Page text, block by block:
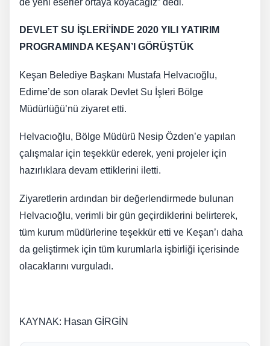
de yeni eserler ortaya koyacağız” dedi.
DEVLET SU İŞLERİ’İNDE 2020 YILI YATIRIM
PROGRAMINDA KEŞAN’I GÖRÜŞTÜK
Keşan Belediye Başkanı Mustafa Helvacıoğlu,
Edirne’de son olarak Devlet Su İşleri Bölge
Müdürlüğü’nü ziyaret etti.
Helvacıoğlu, Bölge Müdürü Nesip Özden’e yapılan
çalışmalar için teşekkür ederek, yeni projeler için
hazırlıklara devam ettiklerini iletti.
Ziyaretlerin ardından bir değerlendirmede bulunan
Helvacıoğlu, verimli bir gün geçirdiklerini belirterek,
tüm kurum müdürlerine teşekkür etti ve Keşan’ı daha
da geliştirmek için tüm kurumlarla işbirliği içerisinde
olacaklarını vurguladı.
KAYNAK: Hasan GİRGİN